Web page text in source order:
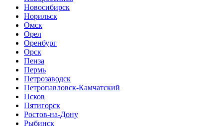
Новосибирск
Норильск
Омск
Орел
Оренбург
Орск
Пенза
Пермь
Петрозаводск
Петропавловск-Камчатский
Псков
Пятигорск
Ростов-на-Дону
Рыбинск